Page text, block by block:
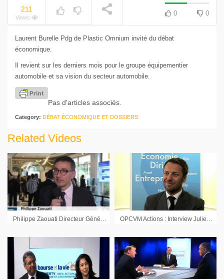
211
Views
0 0
Laurent Burelle Pdg de Plastic Omnium invité du débat
économique.
Il revient sur les derniers mois pour le groupe équipementier
automobile et sa vision du secteur automobile.
Pas d'articles associés.
Category: DÉBAT ÉCONOMIQUE ET DOSSIERS
Related Videos
Philippe Zaouati Directeur Général Mirova : « Nous avons besoin d’une trajectoire claire sur le prix du carbone » OPCVM Actions : Interview Julien Quéré Directeur du Développement Inocap